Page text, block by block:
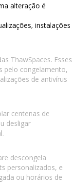
alteração é
instalações
ThawSpaces. Esses
pelo congelamento,
de antivírus
centenas de
desligar
descongela
personalizados, e
ou horários de